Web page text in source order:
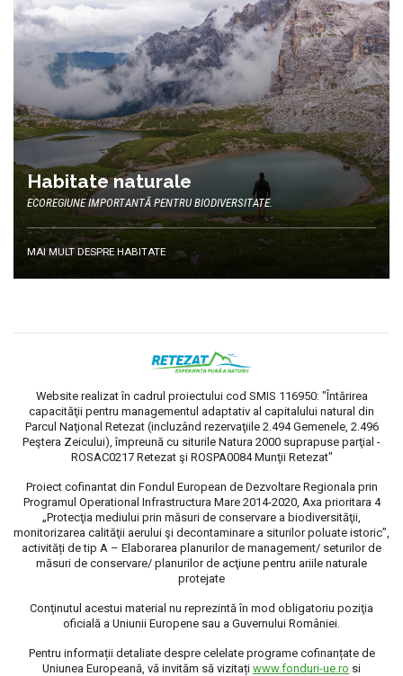
Habitate naturale
ECOREGIUNE IMPORTANTĂ PENTRU BIODIVERSITATE.
MAI MULT DESPRE HABITATE
Website realizat în cadrul proiectului cod SMIS 116950: "Întărirea
capacităţii pentru managementul adaptativ al capitalului natural din
Parcul Naţional Retezat (incluzând rezervaţiile 2.494 Gemenele, 2.496
Peştera Zeicului), împreună cu siturile Natura 2000 suprapuse parţial -
ROSAC0217 Retezat şi ROSPA0084 Munţii Retezat"
Proiect cofinantat din Fondul European de Dezvoltare Regionala prin
Programul Operational Infrastructura Mare 2014-2020, Axa prioritara 4
„Protecţia mediului prin măsuri de conservare a biodiversităţii,
monitorizarea calităţii aerului şi decontaminare a siturilor poluate istoric”,
activități de tip A – Elaborarea planurilor de management/ seturilor de
măsuri de conservare/ planurilor de acţiune pentru ariile naturale
protejate
Conţinutul acestui material nu reprezintă în mod obligatoriu poziţia
oficială a Uniunii Europene sau a Guvernului României.
Pentru informații detaliate despre celelate programe cofinanțate de
Uniunea Europeană, vă invităm să vizitați www.fonduri-ue.ro si